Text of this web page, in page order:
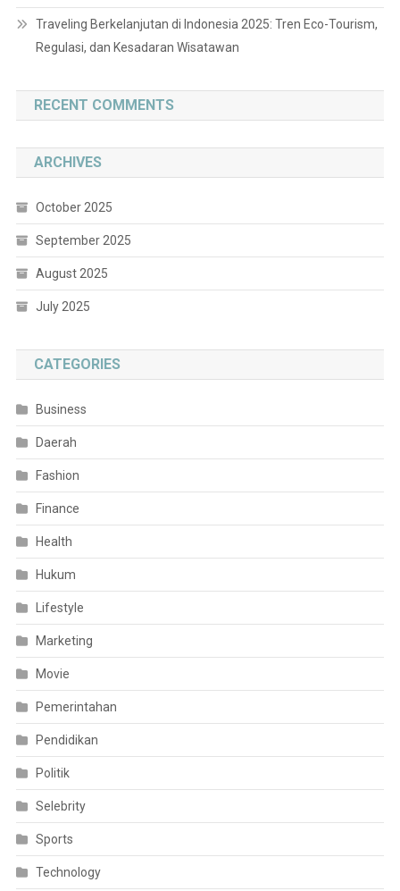
Traveling Berkelanjutan di Indonesia 2025: Tren Eco-Tourism,
Regulasi, dan Kesadaran Wisatawan
RECENT COMMENTS
ARCHIVES
October 2025
September 2025
August 2025
July 2025
CATEGORIES
Business
Daerah
Fashion
Finance
Health
Hukum
Lifestyle
Marketing
Movie
Pemerintahan
Pendidikan
Politik
Selebrity
Sports
Technology